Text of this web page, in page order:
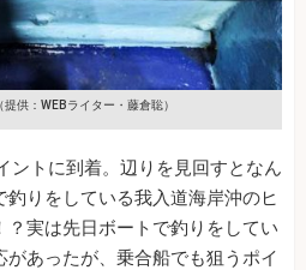
（提供：WEBライター・藤倉聡）
ントに到着。辺りを見回すとなん
釣りをしている我入道海岸沖のヒ
？実は先日ボートで釣りをしてい
があったが、乗合船でも狙うポイ